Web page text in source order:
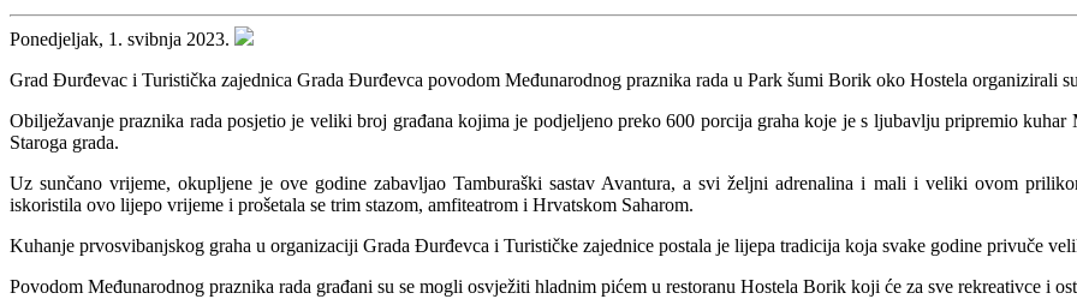
Ponedjeljak, 1. svibnja 2023.
Grad Đurđevac i Turistička zajednica Grada Đurđevca povodom Međunarodnog praznika rada u Park šumi Borik oko Hostela organizirali
Obilježavanje praznika rada posjetio je veliki broj građana kojima je podjeljeno preko 600 porcija graha koje je s ljubavlju pripremio
Staroga grada.
Uz sunčano vrijeme, okupljene je ove godine zabavljao Tamburaški sastav Avantura, a svi željni adrenalina i mali i veliki ovom
iskoristila ovo lijepo vrijeme i prošetala se trim stazom, amfiteatrom i Hrvatskom Saharom.
Kuhanje prvosvibanjskog graha u organizaciji Grada Đurđevca i Turističke zajednice postala je lijepa tradicija koja svake godine privuče
Povodom Međunarodnog praznika rada građani su se mogli osvježiti hladnim pićem u restoranu Hostela Borik koji će za sve rekreativce i